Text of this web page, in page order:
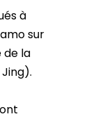
à
sur
de la